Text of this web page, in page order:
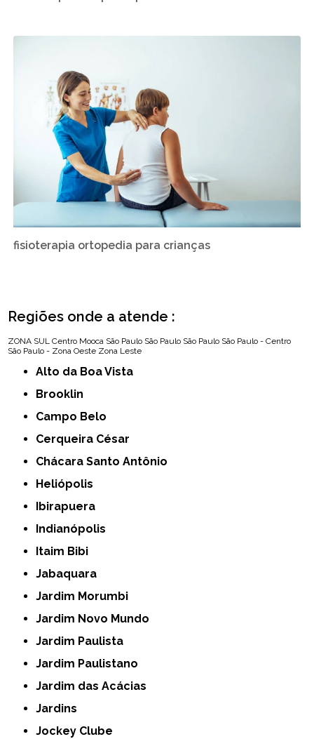
fisioterapia ortopedia para crianças
Regiões onde a atende :
ZONA SUL Centro Mooca São Paulo São Paulo São Paulo São Paulo - Centro
São Paulo - Zona Oeste Zona Leste
Alto da Boa Vista
Brooklin
Campo Belo
Cerqueira César
Chácara Santo Antônio
Heliópolis
Ibirapuera
Indianópolis
Itaim Bibi
Jabaquara
Jardim Morumbi
Jardim Novo Mundo
Jardim Paulista
Jardim Paulistano
Jardim das Acácias
Jardins
Jockey Clube